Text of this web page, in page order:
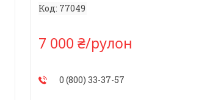
Код: 77049
7 000 ₴/рулон
0 (800) 33-37-57